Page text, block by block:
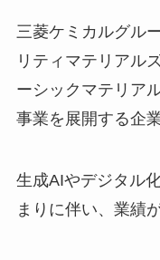
三菱ケミカルグル
リティマテリアル
ーシックマテリア
事業を展開する企業
生成AIやデジタル
まりに伴い、業績